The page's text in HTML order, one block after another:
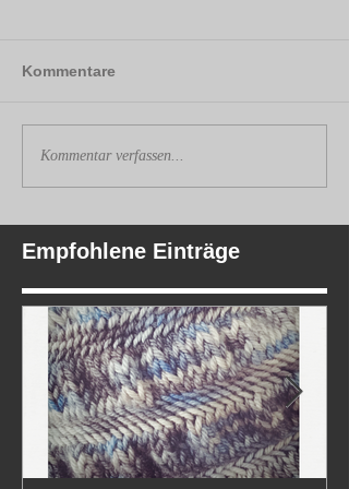
Kommentare
Kommentar verfassen...
Empfohlene Einträge